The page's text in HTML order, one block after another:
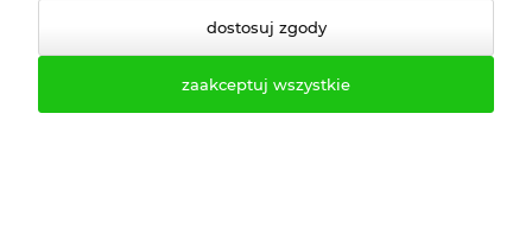
Oszczędność czasu i
pieniędzy:Oferujemy
konkurencyjne ceny, które idą w
dostosuj zgody
zaakceptuj wszystkie